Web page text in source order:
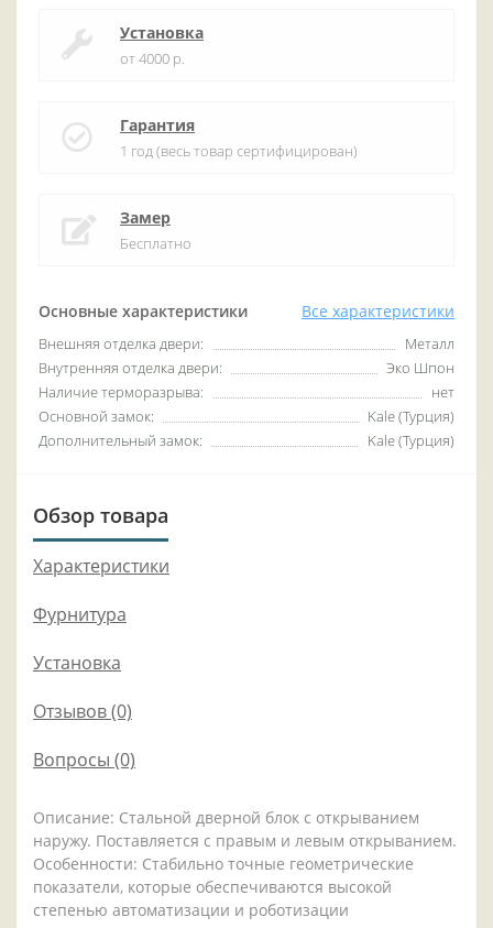
Основные характеристики Все характеристики
Внешняя отделка двери:
Металл
Внутренняя отделка двери:
Эко Шпон
Наличие терморазрыва:
нет
Основной замок:
Kale (Турция)
Дополнительный замок:
Kale (Турция)
Установка
от 4000 р.
Гарантия
1 год (весь товар сертифицирован)
Замер
Бесплатно
Обзор товара
Характеристики
Фурнитура
Установка
Отзывов (0)
Вопросы (0)
Описание: Стальной дверной блок с открыванием
наружу. Поставляется с правым и левым открыванием.
Особенности: Стабильно точные геометрические
показатели, которые обеспечиваются высокой
степенью автоматизации и роботизации